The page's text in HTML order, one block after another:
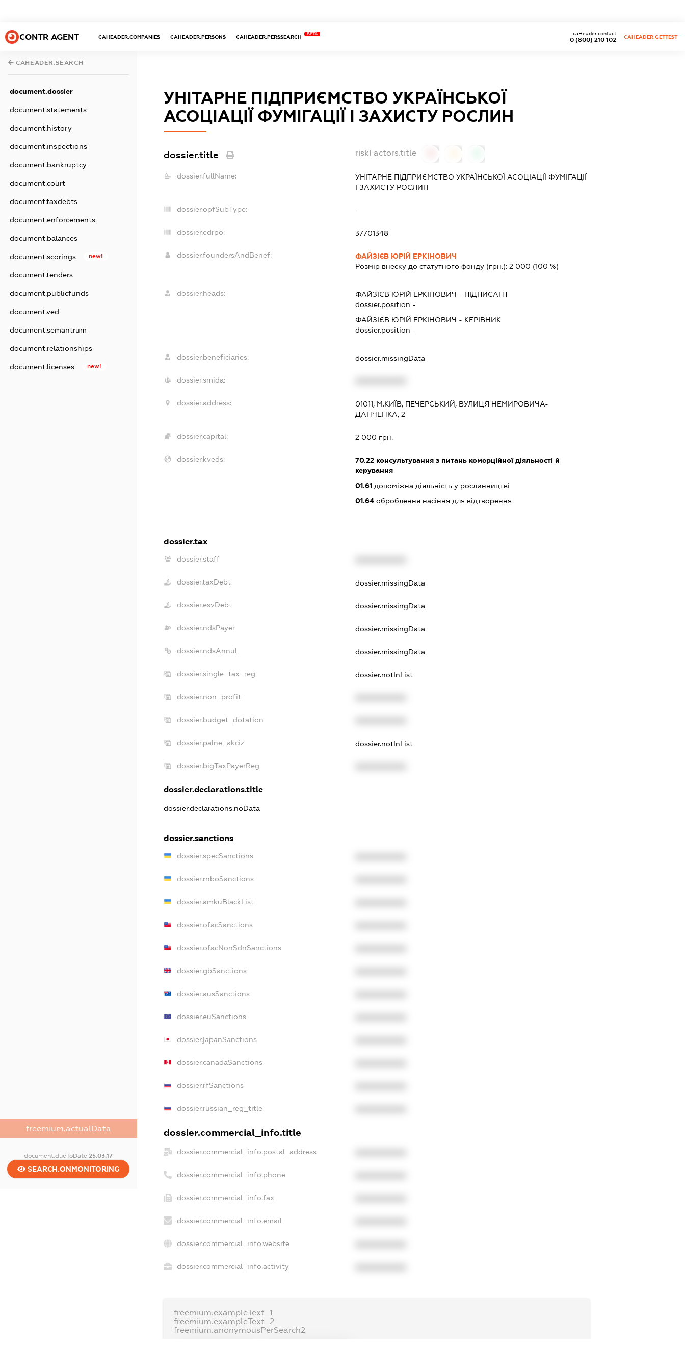
CONTR AGENT CAHEADER.COMPANIES CAHEADER.PERSONS CAHEADER.PERSSEARCH
BETA
0 (800) 210 102
caHeader.contact
CAHEADER.GETTEST
CAHEADER.SEARCH
document.dossier
document.statements
document.history
document.inspections
document.bankruptcy
document.court
document.taxdebts
document.enforcements
document.balances
document.scorings new!
document.tenders
document.publicfunds
document.ved
document.semantrum
document.relationships
document.licenses new!
freemium.actualData
document.dueToDate25.03.17
SEARCH.ONMONITORING
УНІТАРНЕ ПІДПРИЄМСТВО УКРАЇНСЬКОЇ
АСОЦІАЦІЇ ФУМІГАЦІЇ І ЗАХИСТУ РОСЛИН
dossier.title riskFactors.title
dossier.fullName:
УНІТАРНЕ ПІДПРИЄМСТВО УКРАЇНСЬКОЇ АСОЦІАЦІЇ ФУМІГАЦІЇ
І ЗАХИСТУ РОСЛИН
dossier.opfSubType: -
dossier.edrpo: 37701348
dossier.foundersAndBenef:
ФАЙЗІЄВ ЮРІЙ ЕРКІНОВИЧ
Розмір внеску до статутного фонду (грн.):2 000 (100 %)
dossier.heads: ФАЙЗІЄВ ЮРІЙ ЕРКІНОВИЧ - ПІДПИСАНТ
dossier.position -
ФАЙЗІЄВ ЮРІЙ ЕРКІНОВИЧ - КЕРІВНИК
dossier.position -
dossier.beneficiaries: dossier.missingData
dossier.smida:
dossier.address:
01011, М.КИЇВ, ПЕЧЕРСЬКИЙ, ВУЛИЦЯ НЕМИРОВИЧА-
ДАНЧЕНКА, 2
dossier.capital: 2 000 грн.
dossier.kveds: 70.22 консультування з питань комерційної діяльності й
керування
01.61 допоміжна діяльність у рослинництві
01.64 оброблення насіння для відтворення
dossier.tax
dossier.staff
dossier.taxDebt dossier.missingData
dossier.esvDebt dossier.missingData
dossier.ndsPayer dossier.missingData
dossier.ndsAnnul dossier.missingData
dossier.single_tax_reg dossier.notInList
dossier.non_profit
dossier.budget_dotation
dossier.palne_akciz dossier.notInList
dossier.bigTaxPayerReg
dossier.declarations.title
dossier.declarations.noData
dossier.sanctions
dossier.specSanctions
dossier.rnboSanctions
dossier.amkuBlackList
dossier.ofacSanctions
dossier.ofacNonSdnSanctions
dossier.gbSanctions
dossier.ausSanctions
dossier.euSanctions
dossier.japanSanctions
dossier.canadaSanctions
dossier.rfSanctions
dossier.russian_reg_title
dossier.commercial_info.title
dossier.commercial_info.postal_address
dossier.commercial_info.phone
dossier.commercial_info.fax
dossier.commercial_info.email
dossier.commercial_info.website
dossier.commercial_info.activity
freemium.exampleText_1
freemium.exampleText_2
freemium.anonymousPerSearch2